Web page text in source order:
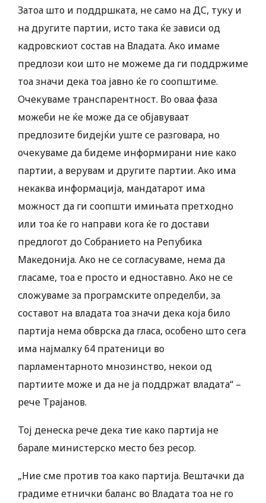
Затоа што и поддршката, не само на ДС, туку и
на другите партии, исто така ќе зависи од
кадровскиот состав на Владата. Ако имаме
предлози кои што не можеме да ги поддржиме
тоа значи дека тоа јавно ќе го соопштиме.
Очекуваме транспарентност. Во оваа фаза
можеби не ќе може да се објавуваат
предлозите бидејќи уште се разговара, но
очекуваме да бидеме информирани ние како
партии, а верувам и другите партии. Ако има
некаква информација, мандатарот има
можност да ги соопшти имињата претходно
или тоа ќе го направи кога ќе го достави
предлогот до Собранието на Репубика
Македонија. Ако не се согласуваме, нема да
гласаме, тоа е просто и едноставно. Ако не се
сложуваме за програмските определби, за
составот на владата тоа значи дека која било
партија нема обврска да гласа, особено што сега
има најмалку 64 пратеници во
парламентарното мнозинство, некои од
партиите може и да не ја поддржат владата“ –
рече Трајанов.
Тој денеска рече дека тие како партија не
барале министерско место без ресор.
„Ние сме против тоа како партија. Вештачки да
градиме етнички баланс во Владата тоа не го